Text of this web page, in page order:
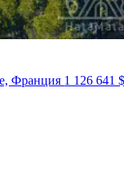
Франция 1 126 641 $